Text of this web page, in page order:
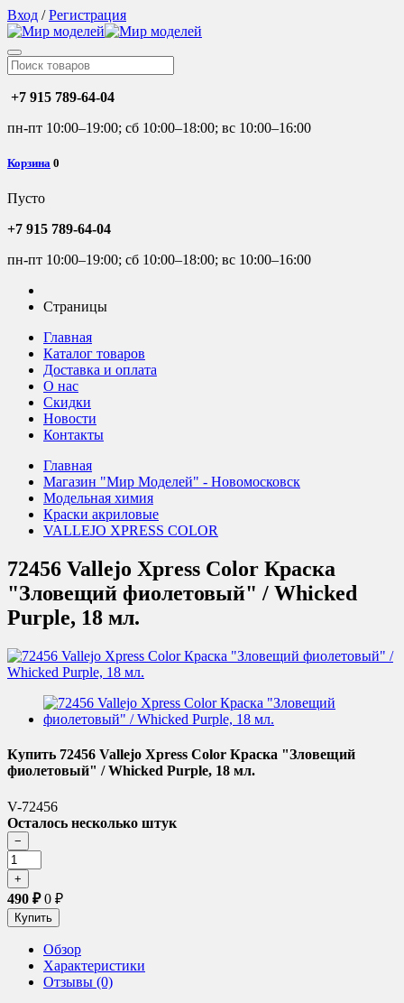
Вход /Регистрация
+7 915 789-64-04
пн-пт 10:00–19:00; сб 10:00–18:00; вс 10:00–16:00
Корзина 0
Пусто
+7 915 789-64-04
пн-пт 10:00–19:00; сб 10:00–18:00; вс 10:00–16:00
Страницы
Главная
Каталог товаров
Доставка и оплата
О нас
Скидки
Новости
Контакты
Главная
Магазин "Мир Моделей" - Новомосковск
Модельная химия
Краски акриловые
VALLEJO XPRESS COLOR
72456 Vallejo Xpress Color Краска
"Зловещий фиолетовый" / Whicked
Purple, 18 мл.
Купить 72456 Vallejo Xpress Color Краска "Зловещий
фиолетовый" / Whicked Purple, 18 мл.
V-72456
Осталось несколько штук
490 ₽0 ₽
Обзор
Характеристики
Отзывы (0)